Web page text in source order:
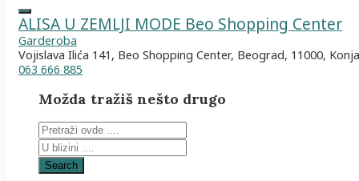
ALISA U ZEMLJI MODE Beo Shopping Center
Garderoba
Vojislava Ilića 141, Beo Shopping Center, Beograd, 11000,
063 666 885
Možda tražiš nešto drugo
Search